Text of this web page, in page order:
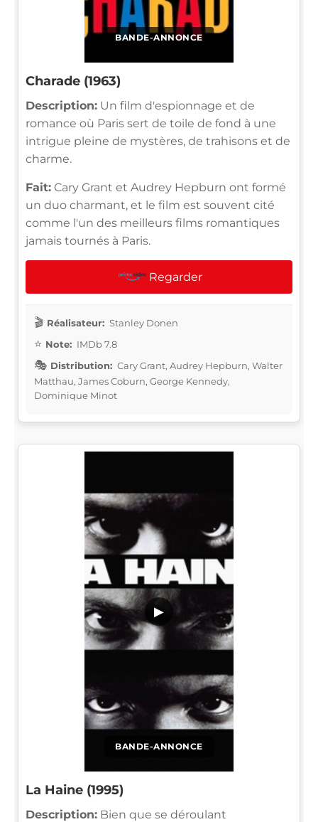
BANDE-ANNONCE
Charade (1963)
Description: Un film d'espionnage et de
romance où Paris sert de toile de fond à une
intrigue pleine de mystères, de trahisons et de
charme.
Fait: Cary Grant et Audrey Hepburn ont formé
un duo charmant, et le film est souvent cité
comme l'un des meilleurs films romantiques
jamais tournés à Paris.
Regarder
Réalisateur: Stanley Donen
Note: IMDb 7.8
Distribution: Cary Grant, Audrey Hepburn, Walter
Matthau, James Coburn, George Kennedy,
Dominique Minot
BANDE-ANNONCE
▶
La Haine (1995)
Description: Bien que se déroulant